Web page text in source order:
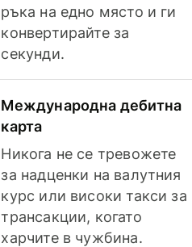
ръка на едно място и ги
конвертирайте за
секунди.
Международна дебитна
карта
Никога не се тревожете
за надценки на валутния
курс или високи такси за
трансакции, когато
харчите в чужбина.